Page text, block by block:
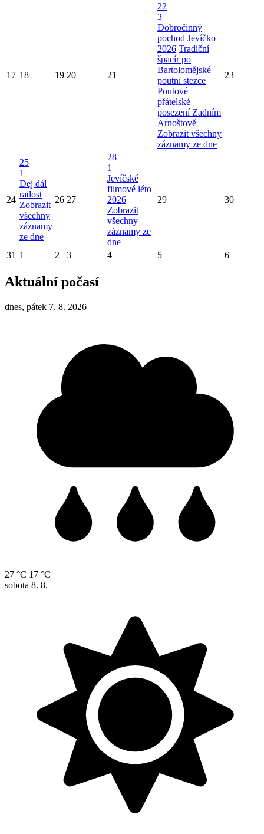
17 18 19 20 21
22
3
Dobročinný
pochod Jevíčko
2026 Tradiční
špacír po
Bartolomějské
poutní stezce
Poutové
přátelské
posezení Zadním
Arnoštově
Zobrazit všechny
záznamy ze dne
23
24
25
1
Dej dál
radost
Zobrazit
všechny
záznamy
ze dne
26 27
28
1
Jevíčské
filmové léto
2026
Zobrazit
všechny
záznamy ze
dne
29 30
31 1 2 3 4 5 6
Aktuální počasí
dnes, pátek 7. 8. 2026
27 °C 17 °C
sobota 8. 8.